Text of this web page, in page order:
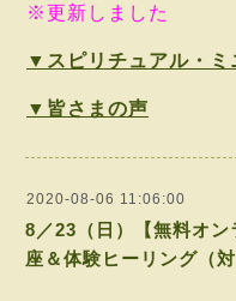
※更新しました
▼スピリチュアル・ミ
▼皆さまの声
2020-08-06 11:06:00
8／23（日）【無料オ
座＆体験ヒーリング（